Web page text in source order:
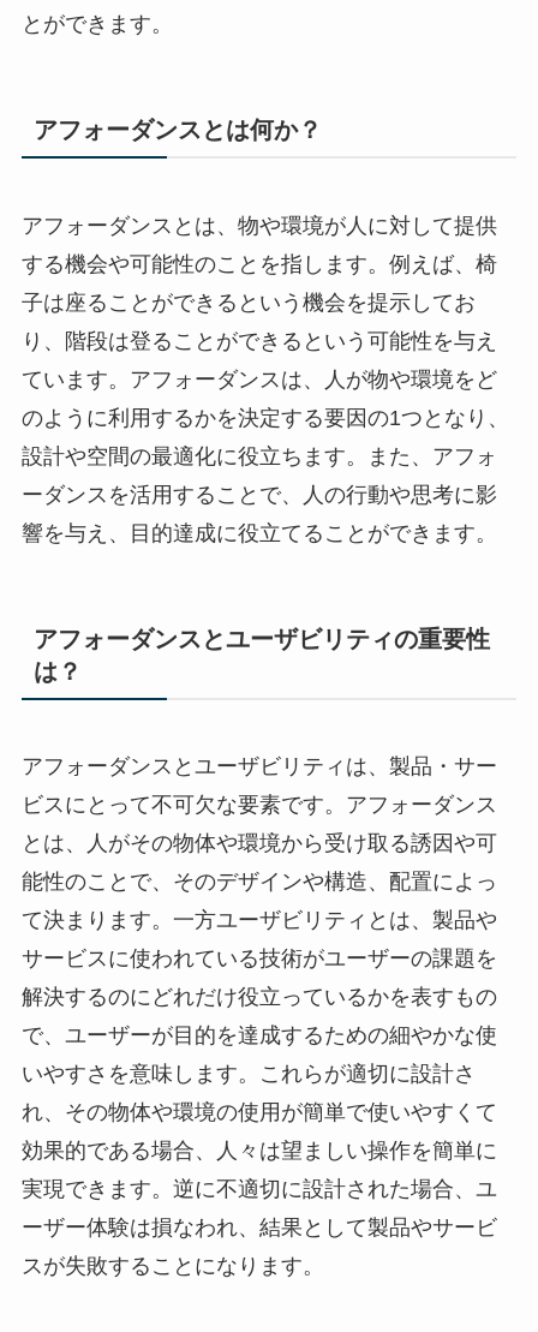
とができます。
アフォーダンスとは何か？
アフォーダンスとは、物や環境が人に対して提供
する機会や可能性のことを指します。例えば、椅
子は座ることができるという機会を提示してお
り、階段は登ることができるという可能性を与え
ています。アフォーダンスは、人が物や環境をど
のように利用するかを決定する要因の1つとなり、
設計や空間の最適化に役立ちます。また、アフォ
ーダンスを活用することで、人の行動や思考に影
響を与え、目的達成に役立てることができます。
アフォーダンスとユーザビリティの重要性
は？
アフォーダンスとユーザビリティは、製品・サー
ビスにとって不可欠な要素です。アフォーダンス
とは、人がその物体や環境から受け取る誘因や可
能性のことで、そのデザインや構造、配置によっ
て決まります。一方ユーザビリティとは、製品や
サービスに使われている技術がユーザーの課題を
解決するのにどれだけ役立っているかを表すもの
で、ユーザーが目的を達成するための細やかな使
いやすさを意味します。これらが適切に設計さ
れ、その物体や環境の使用が簡単で使いやすくて
効果的である場合、人々は望ましい操作を簡単に
実現できます。逆に不適切に設計された場合、ユ
ーザー体験は損なわれ、結果として製品やサービ
スが失敗することになります。